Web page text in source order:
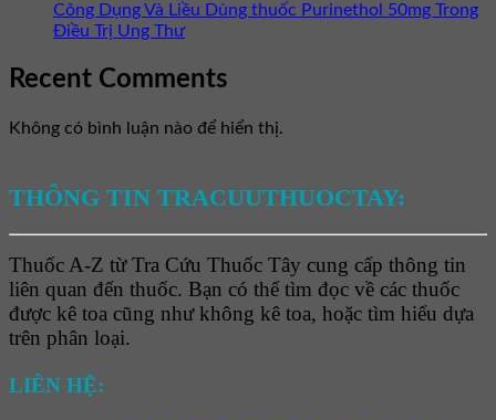
Công Dụng Và Liều Dùng thuốc Purinethol 50mg Trong
Điều Trị Ung Thư
Recent Comments
Không có bình luận nào để hiển thị.
THÔNG TIN TRACUUTHUOCTAY:
Thuốc A-Z từ Tra Cứu Thuốc Tây cung cấp thông tin
liên quan đến thuốc. Bạn có thể tìm đọc về các thuốc
được kê toa cũng như không kê toa, hoặc tìm hiểu dựa
trên phân loại.
LIÊN HỆ: